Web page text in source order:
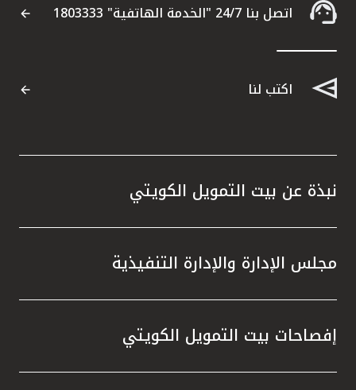
اتصل بنا 24/7 "الخدمة الهاتفية" 1803333
اكتب لنا
نبذة عن بيت التمويل الكويتي
مجلس الإدارة والإدارة التنفيذية
إفصاحات بيت التمويل الكويتي